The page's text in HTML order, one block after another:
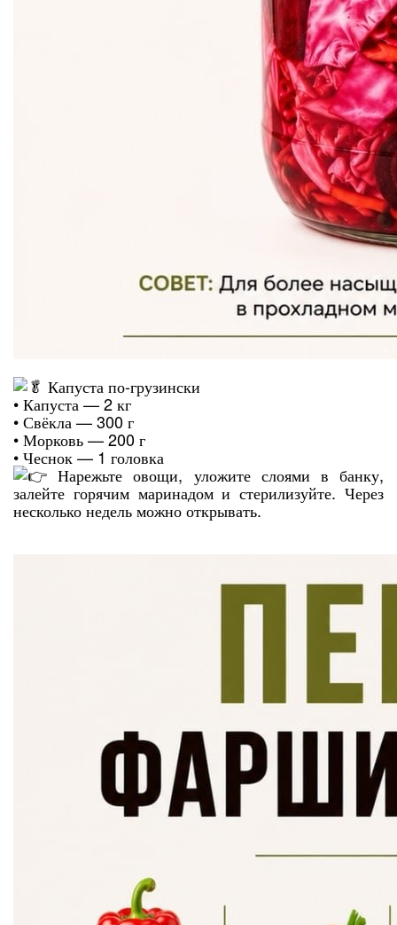
Капуста по-грузински
• Капуста — 2 кг
• Свёкла — 300 г
• Морковь — 200 г
• Чеснок — 1 головка
Нарежьте овощи, уложите слоями в банку,
залейте горячим маринадом и стерилизуйте. Через
несколько недель можно открывать.